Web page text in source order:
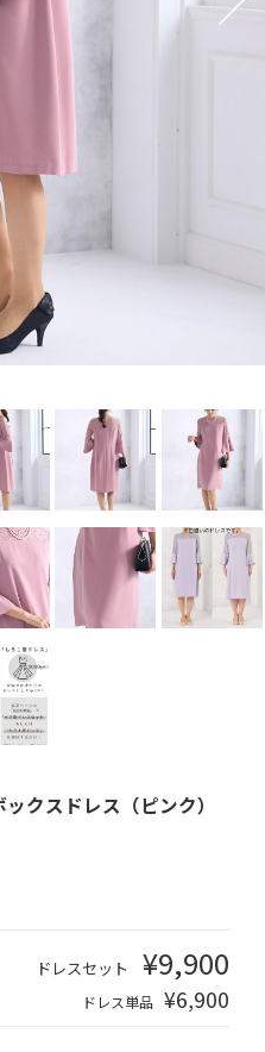
クスドレス（ピンク）
ドレスセット ¥9,900
ドレス単品 ¥6,900